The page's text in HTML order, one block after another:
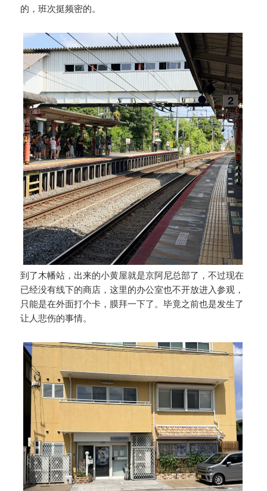
的，班次挺频密的。
到了木幡站，出来的小黄屋就是京阿尼总部了，不过现在
已经没有线下的商店，这里的办公室也不开放进入参观，
只能是在外面打个卡，膜拜一下了。毕竟之前也是发生了
让人悲伤的事情。